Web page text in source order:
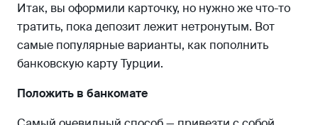
Итак, вы оформили карточку, но нужно же что-то
тратить, пока депозит лежит нетронутым. Вот
самые популярные варианты, как пополнить
банковскую карту Турции.
Положить в банкомате